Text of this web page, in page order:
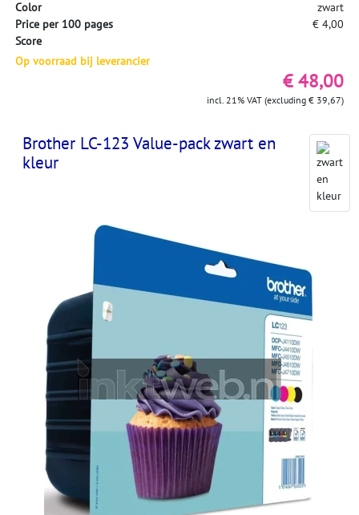
Color
zwart
Price per 100 pages
€ 4,00
Score
Op voorraad bij leverancier
€ 48,00
incl. 21% VAT (excluding € 39,67)
Brother LC-123 Value-pack zwart en
kleur